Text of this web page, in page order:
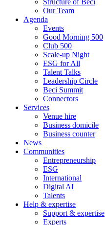
Our Team
Agenda
Events
Good Morning 500
Club 500
Scale-up Night
ESG for All
Talent Talks
Leadership Circle
Beci Summit
Connectors
Services
Venue hire
Business domicile
Business counter
News
Communities
Entrepreneurship
ESG
International
Digital AI
Talents
Help & expertise
Support & expertise
Experts